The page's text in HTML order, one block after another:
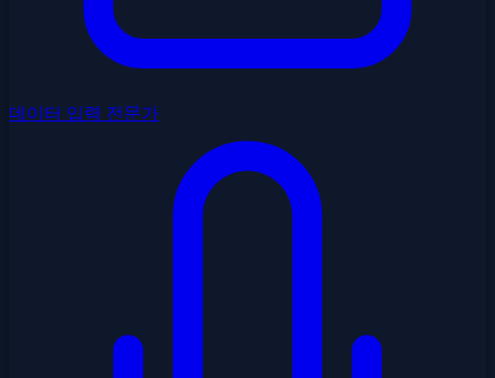
데이터 입력 전문가